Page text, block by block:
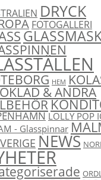
DRYCK
FOTOGALLERI
HEM
& ANDRA
LOLLY POP
- Glasspinnar
NEWS